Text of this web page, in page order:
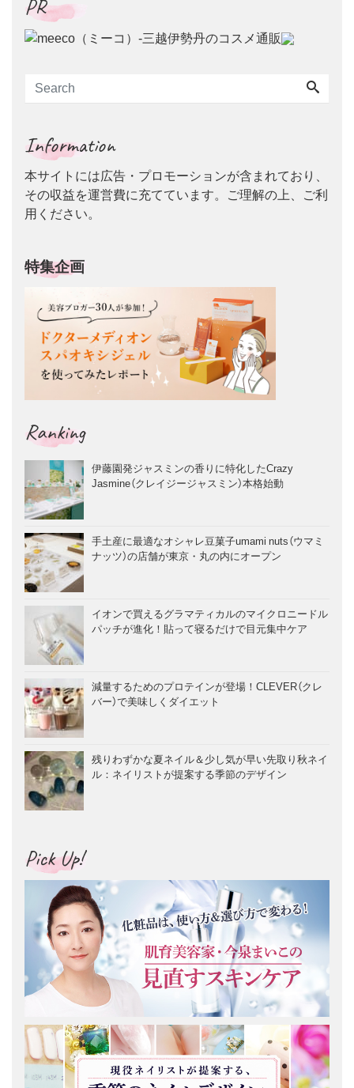
PR
Information
本サイトには広告・プロモーションが含まれており、
その収益を運営費に充てています。ご理解の上、ご利
用ください。
特集企画
Ranking
伊藤園発ジャスミンの香りに特化したCrazy
Jasmine（クレイジージャスミン）本格始動
手土産に最適なオシャレ豆菓子umami nuts（ウマミ
ナッツ）の店舗が東京・丸の内にオープン
イオンで買えるグラマティカルのマイクロニードル
パッチが進化！貼って寝るだけで目元集中ケア
減量するためのプロテインが登場！CLEVER（クレ
バー）で美味しくダイエット
残りわずかな夏ネイル＆少し気が早い先取り秋ネイ
ル：ネイリストが提案する季節のデザイン
Pick Up!